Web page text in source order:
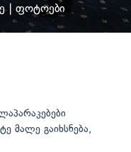
| ფოტოები
მალე გაიხსნება,